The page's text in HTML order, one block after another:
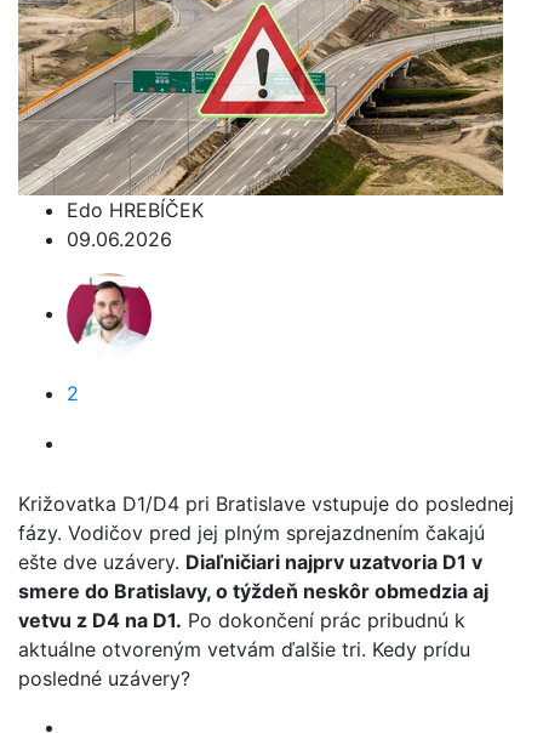
Edo HREBÍČEK
09.06.2026
2
Križovatka D1/D4 pri Bratislave vstupuje do poslednej
fázy. Vodičov pred jej plným sprejazdnením čakajú
ešte dve uzávery. Diaľničiari najprv uzatvoria D1 v
smere do Bratislavy, o týždeň neskôr obmedzia aj
vetvu z D4 na D1. Po dokončení prác pribudnú k
aktuálne otvoreným vetvám ďalšie tri. Kedy prídu
posledné uzávery?